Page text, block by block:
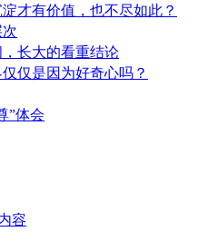
才有价值，也不尽如此？
次
，长大的看重结论
仅是因为好奇心吗？
”体会
容